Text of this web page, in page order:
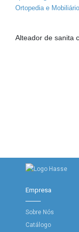
Empresa
Sobre Nós
Catálogo